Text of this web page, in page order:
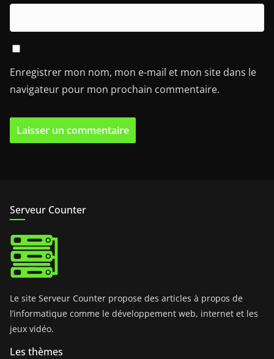
Enregistrer mon nom, mon e-mail et mon site dans le
navigateur pour mon prochain commentaire.
Serveur Counter
Le site Serveur Counter propose des articles à propos de
l’informatique comme le développement web, internet et les
jeux vidéo.
Les thèmes